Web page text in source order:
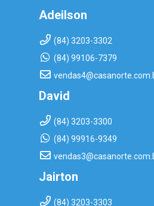
Adeilson
(84) 3203-3302
(84) 99106-7379
David
(84) 3203-3300
(84) 99916-9349
Jairton
(84) 3203-3303